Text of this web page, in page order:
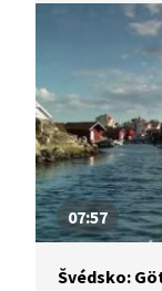
07:57
Švédsko: